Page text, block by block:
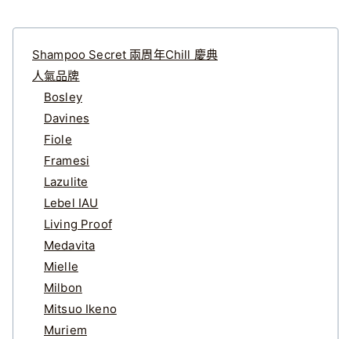
Shampoo Secret 兩周年Chill 慶典
人氣品牌
Bosley
Davines
Fiole
Framesi
Lazulite
Lebel IAU
Living Proof
Medavita
Mielle
Milbon
Mitsuo Ikeno
Muriem